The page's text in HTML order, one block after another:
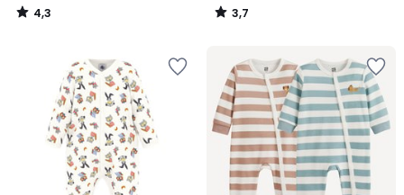
4,3
/
3,7
/